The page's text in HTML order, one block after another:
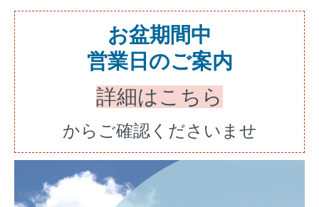
お盆期間中
営業日のご案内
詳細はこちら
からご確認くださいませ